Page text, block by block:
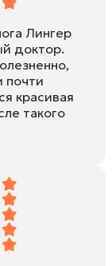
Лингер
доктор.
почти
красивая
такого